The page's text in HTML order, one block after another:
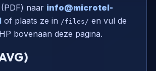
naar info@microtel-
of plaats ze in /files/ en vul de
bovenaan deze pagina.